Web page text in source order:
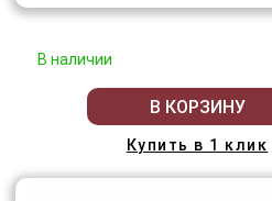
В наличии
В КОРЗИНУ
Купить в 1 клик